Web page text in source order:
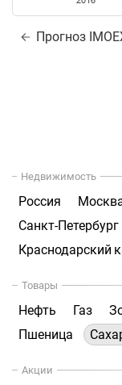
Прогноз
Недвижимость
Россия
Санкт-Петербург
Краснодарский
Товары
Нефть Газ
Пшеница
Акции